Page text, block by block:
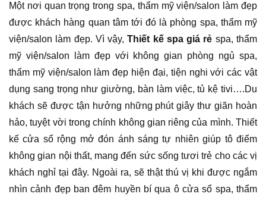
Một nơi quan trọng trong spa, thẩm mỹ viện/salon làm đẹp
được khách hàng quan tâm tới đó là phòng spa, thẩm mỹ
viện/salon làm đẹp. Vì vậy,Thiết kế spa giá rẻ spa, thẩm
mỹ viện/salon làm đẹp với không gian phòng ngủ spa,
thẩm mỹ viện/salon làm đẹp hiện đại, tiện nghi với các vật
dụng sang trọng như giường, bàn làm việc, tủ kệ tivi….Du
khách sẽ được tận hưởng những phút giây thư giãn hoàn
hảo, tuyệt vời trong chính không gian riêng của mình. Thiết
kế cửa sổ rộng mở đón ánh sáng tự nhiên giúp tô điểm
không gian nội thất, mang đến sức sống tươi trẻ cho các vị
khách nghỉ tại đây. Ngoài ra, sẽ thật thú vị khi được ngắm
nhìn cảnh đẹp ban đêm huyền bí qua ô cửa sổ spa, thẩm